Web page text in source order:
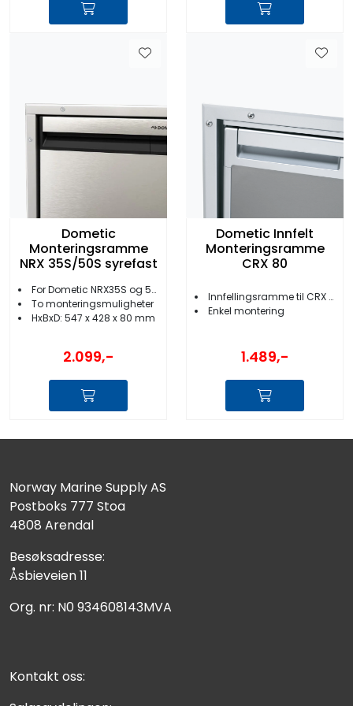
Dometic
Monteringsramme
NRX 35S/50S syrefast
For Dometic NRX35S og 50S
To monteringsmuligheter
HxBxD: 547 x 428 x 80 mm
2.099,-
Dometic Innfelt
Monteringsramme
CRX 80
Innfellingsramme til CRX 88
Enkel montering
1.489,-
Norway Marine Supply AS
Postboks 777 Stoa
4808 Arendal
Besøksadresse:
Åsbieveien 11
Org. nr: N0 934608143MVA
Kontakt oss: